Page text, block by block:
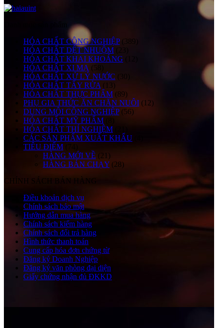
HÓA CHẤT CÔNG NGHIỆP (389)
HÓA CHẤT DỆT NHUỘM (23)
HÓA CHẤT KHAI KHOÁNG
HÓA CHẤT XI MẠ (58)
HÓA CHẤT XỬ LÝ NƯỚC (30)
HÓA CHẤT TẨY RỬA (13)
HÓA CHẤT THỰC PHẨM (89)
PHỤ GIA THỨC ĂN CHĂN NUÔI (12)
DUNG MÔI CÔNG NGHIỆP (56)
HÓA CHẤT MỸ PHẨM
(8)
HÓA CHẤT THÍ NGHIỆM
CÁC SẢN PHẨM XUẤT KHẨU
TIÊU ĐIỂM
(74)
HÀNG MỚI VỀ (21)
HÀNG BÁN CHẠY (28)
CHÍNH SÁCH BÁN HÀNG
Điều khoản dịch vụ
Chính sách bảo mật
Hướng dẫn mua hàng
Chính sách kiểm hàng
Chính sách đổi trả hàng
Hình thức thanh toán
Cung cấp hóa đơn chứng từ
Đăng ký Doanh Nghiệp
Đăng ký văn phòng đại diện
Giấy chứng nhận đủ ĐKKD